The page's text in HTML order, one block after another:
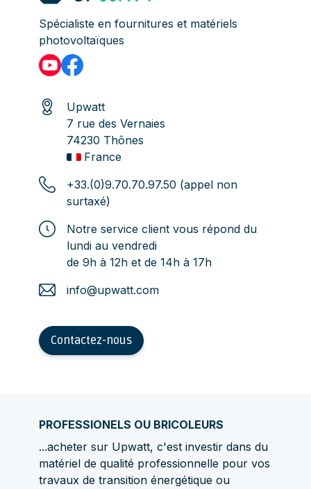
Spécialiste en fournitures et matériels
photovoltaïques
Upwatt
7 rue des Vernaies
74230 Thônes
France
+33.(0)9.70.70.97.50 (appel non
surtaxé)
Notre service client vous répond du
lundi au vendredi
de 9h à 12h et de 14h à 17h
info@upwatt.com
Contactez-nous
PROFESSIONELS OU BRICOLEURS
...acheter sur Upwatt, c'est investir dans du
matériel de qualité professionnelle pour vos
travaux de transition énergétique ou